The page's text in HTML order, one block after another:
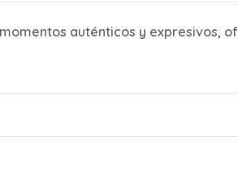
momentos auténticos y